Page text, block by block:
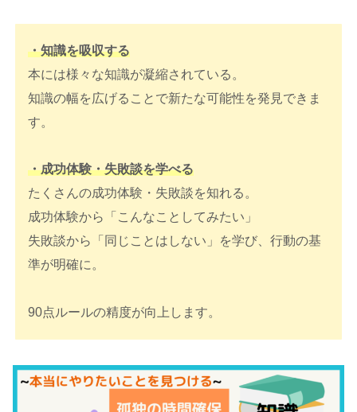
・知識を吸収する
本には様々な知識が凝縮されている。
知識の幅を広げることで新たな可能性を発見できま
す。
・成功体験・失敗談を学べる
たくさんの成功体験・失敗談を知れる。
成功体験から「こんなことしてみたい」
失敗談から「同じことはしない」を学び、行動の基
準が明確に。
90点ルールの精度が向上します。